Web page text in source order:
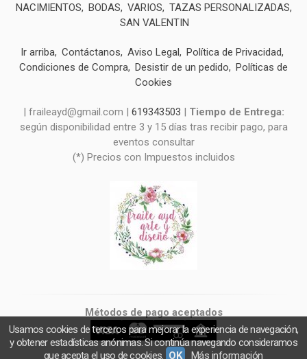
NACIMIENTOS
BODAS VARIOS
TAZAS PERSONALIZADAS
SAN VALENTIN
Ir arriba Contáctanos Aviso Legal
Política de Privacidad
Condiciones de Compra Desistir de un pedido
Políticas de
Cookies
| fraileayd@gmail.com | 619343503 | Tiempo de Entrega:
según disponibilidad entre 3 y 15 días tras recibir pago, para
eventos consultar
(*) Precios con Impuestos incluidos
Métodos de pago aceptados
Usamos cookies de terceros para mejorar la experiencia de navegación,
y obtener estadísticas anónimas. Si continúa navegando consideramos
que acepta el uso de cookies. OK Más información